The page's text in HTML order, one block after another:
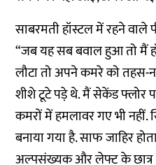
साबरमती हॉस्टल में रहने वाले
“जब यह सब बवाल हुआ तो मैं
लौटा तो अपने कमरे को तहस-
शीशे टूटे पड़े थे. मैं सेकेंड फ्लोर
कमरों में हमलावर गए भी नहीं.
बनाया गया है. साफ जाहिर
अल्पसंख्यक और लेफ्ट के छात्र